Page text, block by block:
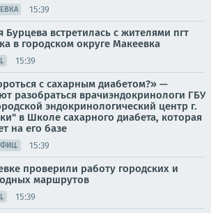
15:39
Бурцева встретилась с жителями пгт
в городском округе Макеевка
15:39
с сахарным диабетом?» —
разобраться врачиэндокринологи ГБУ
эндокринологический центр г.
в Школе сахарного диабета, которая
на его базе
15:39
проверили работу городских и
маршрутов
15:39